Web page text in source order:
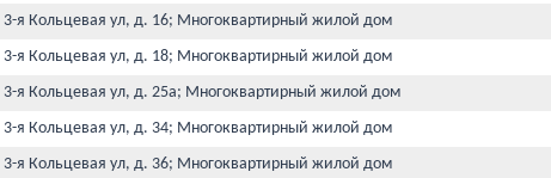
3-я Кольцевая ул, д. 16; Многоквартирный жилой дом
3-я Кольцевая ул, д. 18; Многоквартирный жилой дом
3-я Кольцевая ул, д. 25а; Многоквартирный жилой дом
3-я Кольцевая ул, д. 34; Многоквартирный жилой дом
3-я Кольцевая ул, д. 36; Многоквартирный жилой дом